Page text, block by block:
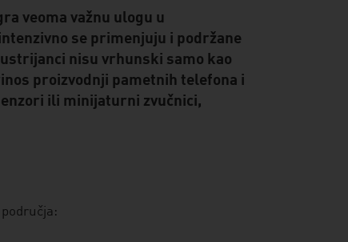
veoma važnu ulogu u
se primenjuju i podržane
nisu vrhunski samo kao
proizvodnji pametnih telefona i
ili minijaturni zvučnici,